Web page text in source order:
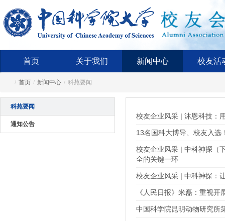
首页 关于我们 新闻中心 校友活
/ 首页 / 新闻中心 / 科苑要闻
科苑要闻
通知公告
校友企业风采 | 沐恩科技：
13名国科大博导、校友入
校友企业风采 | 中科神探（
全的关键一环
校友企业风采 | 中科神探：
《人民日报》米磊：重视
中国科学院昆明动物研究所